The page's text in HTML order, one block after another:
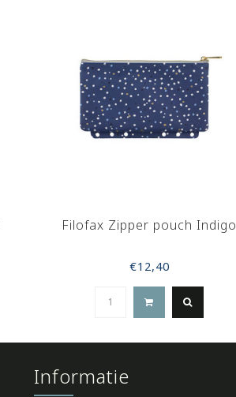
Filofax Zipper pouch Indigo
€12,40
Informatie